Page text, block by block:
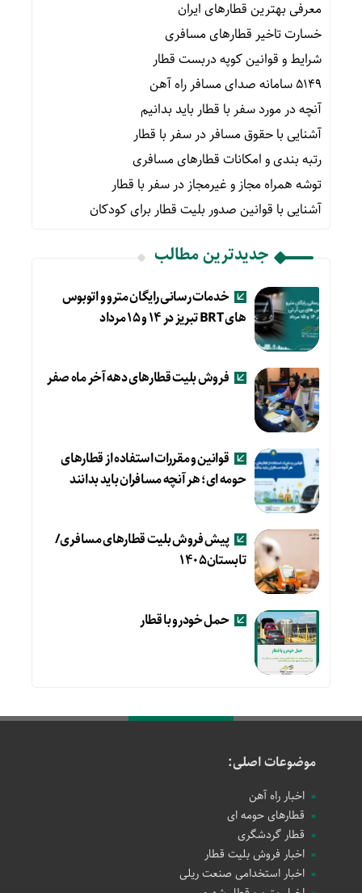
معرفی بهترین قطارهای ایران
خسارت تاخیر قطارهای مسافری
شرایط و قوانین کوپه دربست قطار
۵۱۴۹ سامانه صدای مسافر راه آهن
آنچه در مورد سفر با قطار باید بدانیم
آشنایی با حقوق مسافر در سفر با قطار
رتبه بندی و امکانات قطارهای مسافری
توشه همراه مجاز و غیرمجاز در سفر با قطار
آشنایی با قوانین صدور بلیت قطار برای کودکان
جدیدترین مطالب
خدمات رسانی رایگان مترو و اتوبوس
های BRT تبریز در ۱۴ و ۱۵ مرداد
فروش بلیت قطارهای دهه آخر ماه صفر
قوانین و مقررات استفاده از قطارهای
حومه ای؛ هر آنچه مسافران باید بدانند
پیش فروش بلیت قطارهای مسافری/
تابستان۱۴۰۵
حمل خودرو با قطار
موضوعات اصلی:
اخبار راه آهن
قطارهای حومه ای
قطار گردشگری
اخبار فروش بلیت قطار
اخبار استخدامی صنعت ریلی